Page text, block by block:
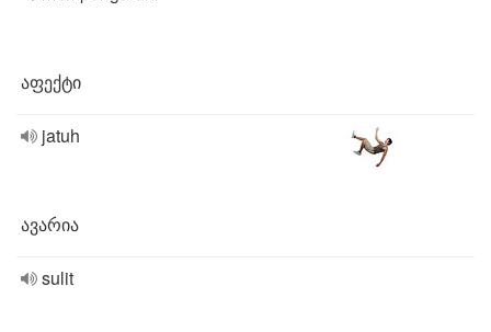
აფექტი
jatuh
ავარია
sulit